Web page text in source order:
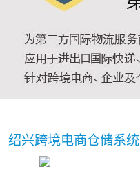
绍兴跨境电商仓储系统